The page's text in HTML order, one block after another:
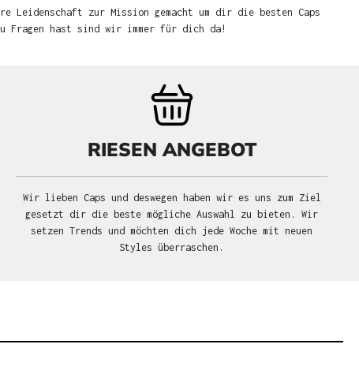
zur Mission gemacht um dir die besten Caps
Fragen hast sind wir immer für dich da!
RIESEN ANGEBOT
Wir lieben Caps und deswegen haben wir es uns zum Ziel
gesetzt dir die beste mögliche Auswahl zu bieten. Wir
setzen Trends und möchten dich jede Woche mit neuen
Styles überraschen.